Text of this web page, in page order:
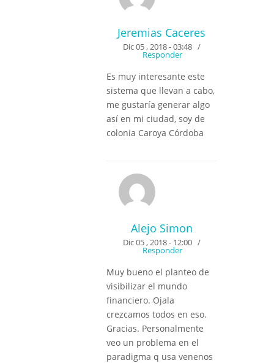
Jeremias Caceres
Dic 05 , 2018 - 03:48 /
Responder
Es muy interesante este
sistema que llevan a cabo,
me gustaría generar algo
así en mi ciudad, soy de
colonia Caroya Córdoba
Alejo Simon
Dic 05 , 2018 - 12:00 /
Responder
Muy bueno el planteo de
visibilizar el mundo
financiero. Ojala
crezcamos todos en eso.
Gracias. Personalmente
veo un problema en el
paradigma q usa venenos